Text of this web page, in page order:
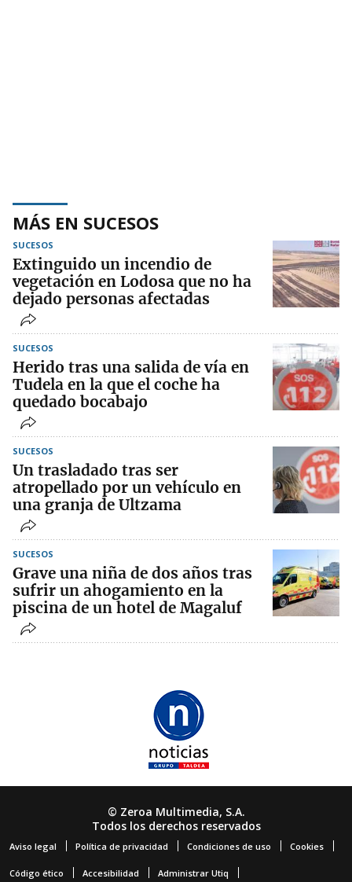
MÁS EN SUCESOS
SUCESOS
Extinguido un incendio de
vegetación en Lodosa que no ha
dejado personas afectadas
SUCESOS
Herido tras una salida de vía en
Tudela en la que el coche ha
quedado bocabajo
SUCESOS
Un trasladado tras ser
atropellado por un vehículo en
una granja de Ultzama
SUCESOS
Grave una niña de dos años tras
sufrir un ahogamiento en la
piscina de un hotel de Magaluf
© Zeroa Multimedia, S.A.
Todos los derechos reservados
Aviso legal Política de privacidad Condiciones de uso Cookies
Código ético Accesibilidad Administrar Utiq